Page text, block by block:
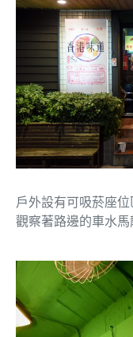
戶外設有可吸菸座
觀察著路邊的車水馬